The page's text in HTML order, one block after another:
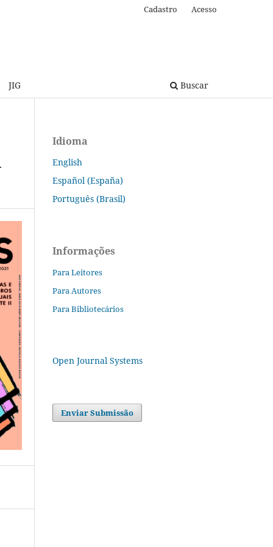
JIG Buscar
Cadastro Acesso
Idioma
English
Español (España)
Português (Brasil)
Informações
Para Leitores
Para Autores
Para Bibliotecários
Open Journal Systems
Enviar Submissão